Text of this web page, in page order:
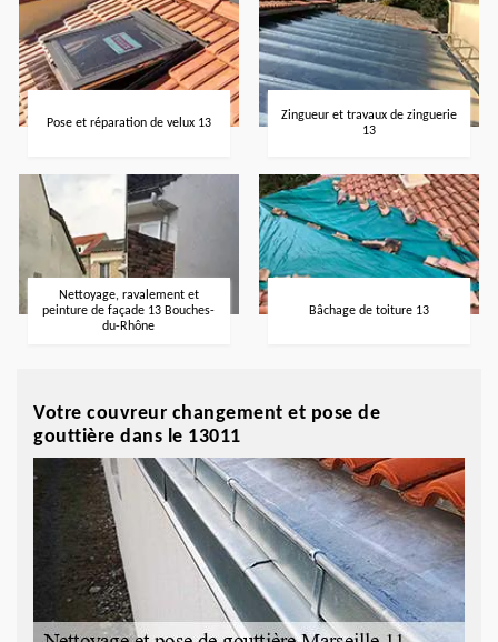
Pose et réparation de velux 13
Zingueur et travaux de zinguerie
13
Nettoyage, ravalement et
peinture de façade 13 Bouches-
du-Rhône
Bâchage de toiture 13
Votre couvreur changement et pose de
gouttière dans le 13011